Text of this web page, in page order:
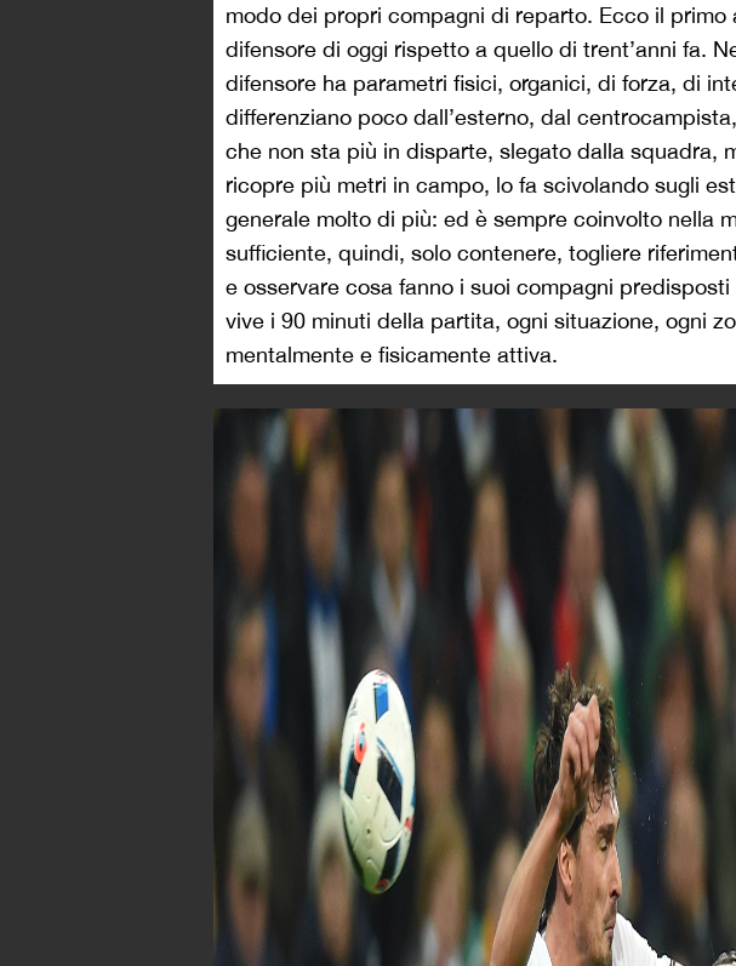
modo dei propri compagni di reparto. Ecco il primo
difensore di oggi rispetto a quello di trent’anni fa.
difensore ha parametri fisici, organici, di forza, di
differenziano poco dall’esterno, dal
che non sta più in disparte, slegato dalla squadra,
ricopre più metri in campo, lo fa scivolando sugli
generale molto di più: ed è sempre coinvolto nella
sufficiente, quindi, solo contenere, togliere
e osservare cosa fanno i suoi compagni predisposti
vive i 90 minuti della partita, ogni situazione, ogni
mentalmente e fisicamente attiva.